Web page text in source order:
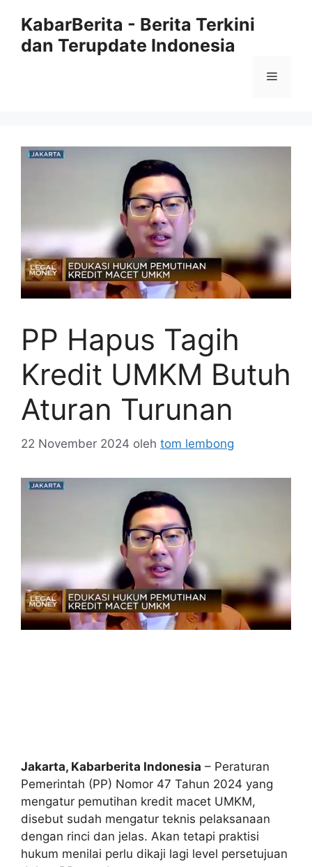
KabarBerita - Berita Terkini
dan Terupdate Indonesia
Menu
PP Hapus Tagih
Kredit UMKM Butuh
Aturan Turunan
22 November 2024 oleh tom lembong
Jakarta, Kabarberita Indonesia – Peraturan
Pemerintah (PP) Nomor 47 Tahun 2024 yang
mengatur pemutihan kredit macet UMKM,
disebut sudah mengatur teknis pelaksanaan
dengan rinci dan jelas. Akan tetapi praktisi
hukum menilai perlu dikaji lagi level persetujuan